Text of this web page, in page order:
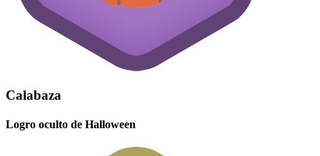
Calabaza
Logro oculto de Halloween